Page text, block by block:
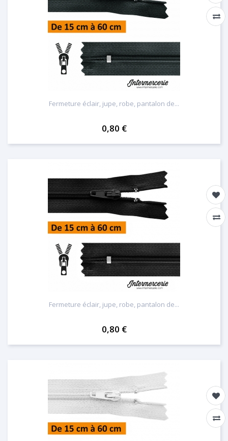
Fermeture éclair, jupe, robe, pantalon de...
0,80 €
Fermeture éclair, jupe, robe, pantalon de...
0,80 €